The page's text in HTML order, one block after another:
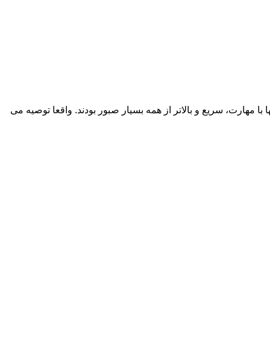
سریع و بالاتر از همه بسیار صبور بودند. واقعا توصیه می